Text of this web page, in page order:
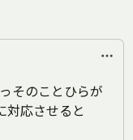
そのことひらが
対応させると